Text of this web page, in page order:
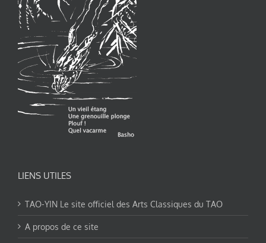
LIENS UTILES
TAO-YIN Le site officiel des Arts Classiques du TAO
A propos de ce site